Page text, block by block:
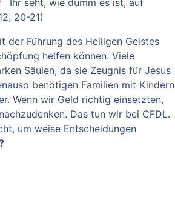
20-21)
der Führung des Heiligen Geistes
helfen können. Viele
Säulen, da sie Zeugnis für Jesus
benötigen Familien mit Kindern
Wenn wir Geld richtig einsetzten,
Das tun wir bei CFDL.
um weise Entscheidungen